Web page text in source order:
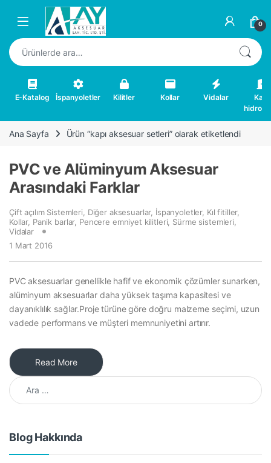
Skip to navigation
Skip to content
0
Ara:
E-Katalog İspanyoletler Kilitler Kollar Vidalar
Kapı
Ana Sayfa Ürün “kapı aksesuar setleri” olarak etiketlendi
PVC ve Alüminyum Aksesuar
Arasındaki Farklar
Çift açılım Sistemleri Diğer aksesuarlar, İspanyoletler, Kıl fitiller,
Kollar, Panik barlar, Pencere emniyet kilitleri Sürme sistemleri
Vidalar
1 Mart 2016
PVC aksesuarlar genellikle hafif ve ekonomik çözümler sunarken,
alüminyum aksesuarlar daha yüksek taşıma kapasitesi ve
dayanıklılık sağlar.Proje türüne göre doğru malzeme seçimi, uzun
vadede performans ve müşteri memnuniyetini artırır.
Read More
Arama:
Blog Hakkında